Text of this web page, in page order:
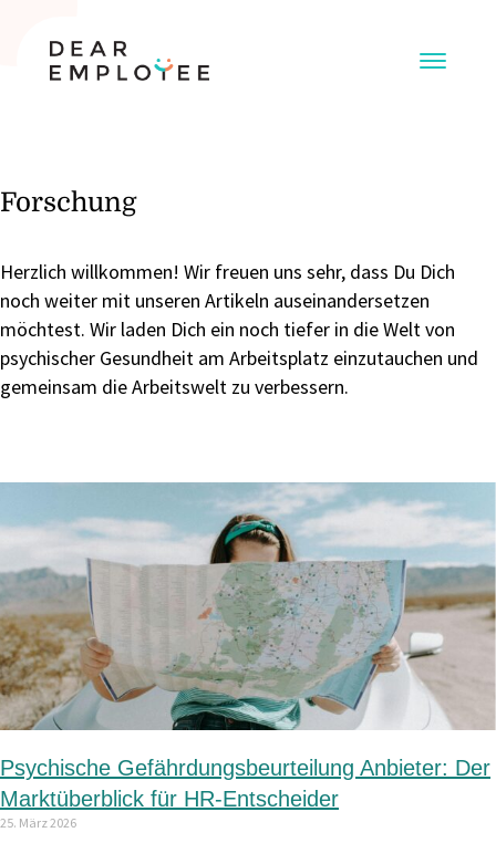
Forschung
Herzlich willkommen! Wir freuen uns sehr, dass Du Dich
noch weiter mit unseren Artikeln auseinandersetzen
möchtest. Wir laden Dich ein noch tiefer in die Welt von
psychischer Gesundheit am Arbeitsplatz einzutauchen und
gemeinsam die Arbeitswelt zu verbessern.
Psychische Gefährdungsbeurteilung Anbieter: Der
Marktüberblick für HR-Entscheider
25. März 2026